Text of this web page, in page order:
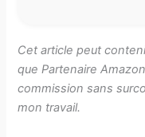
Cet article peut
que Partenaire
commission sans
mon travail.